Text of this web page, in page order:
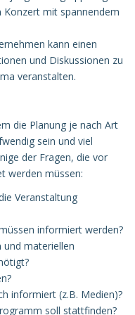
Konzert mit spannendem
kann einen
und Diskussionen zu
veranstalten.
die Planung je nach Art
sein und viel
der Fragen, die vor
werden müssen:
Veranstaltung
informiert werden?
und materiellen
informiert (z.B. Medien)?
soll stattfinden?